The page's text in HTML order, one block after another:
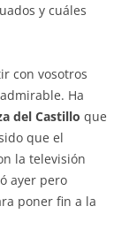
y cuáles
con vosotros
Ha
del Castillo que
que el
la televisión
ayer pero
poner fin a la